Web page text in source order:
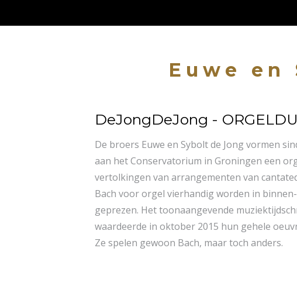
Euwe
DeJongDeJong -
De broers Euwe en Sybolt de Jong vormen
aan het Conservatorium in Groningen een
vertolkingen van arrangementen van
Bach voor orgel vierhandig worden in
geprezen. Het toonaangevende
waardeerde in oktober 2015 hun gehele
Ze spelen gewoon Bach, maar toch anders.